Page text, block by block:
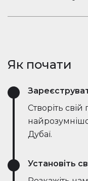
швидшими та
запитання,
одному місці.
Як почати
Створіть
Дубаї.
Установіть